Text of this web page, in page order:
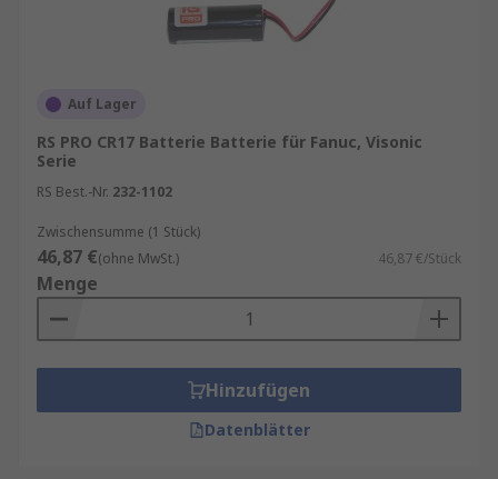
Auf Lager
RS PRO CR17 Batterie Batterie für Fanuc, Visonic
Serie
RS Best.-Nr. 232-1102
Zwischensumme (1 Stück)
46,87 €(ohne MwSt.) 46,87 €/Stück
Menge
Hinzufügen
Datenblätter